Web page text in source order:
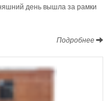
день вышла за рамки
Подробнее